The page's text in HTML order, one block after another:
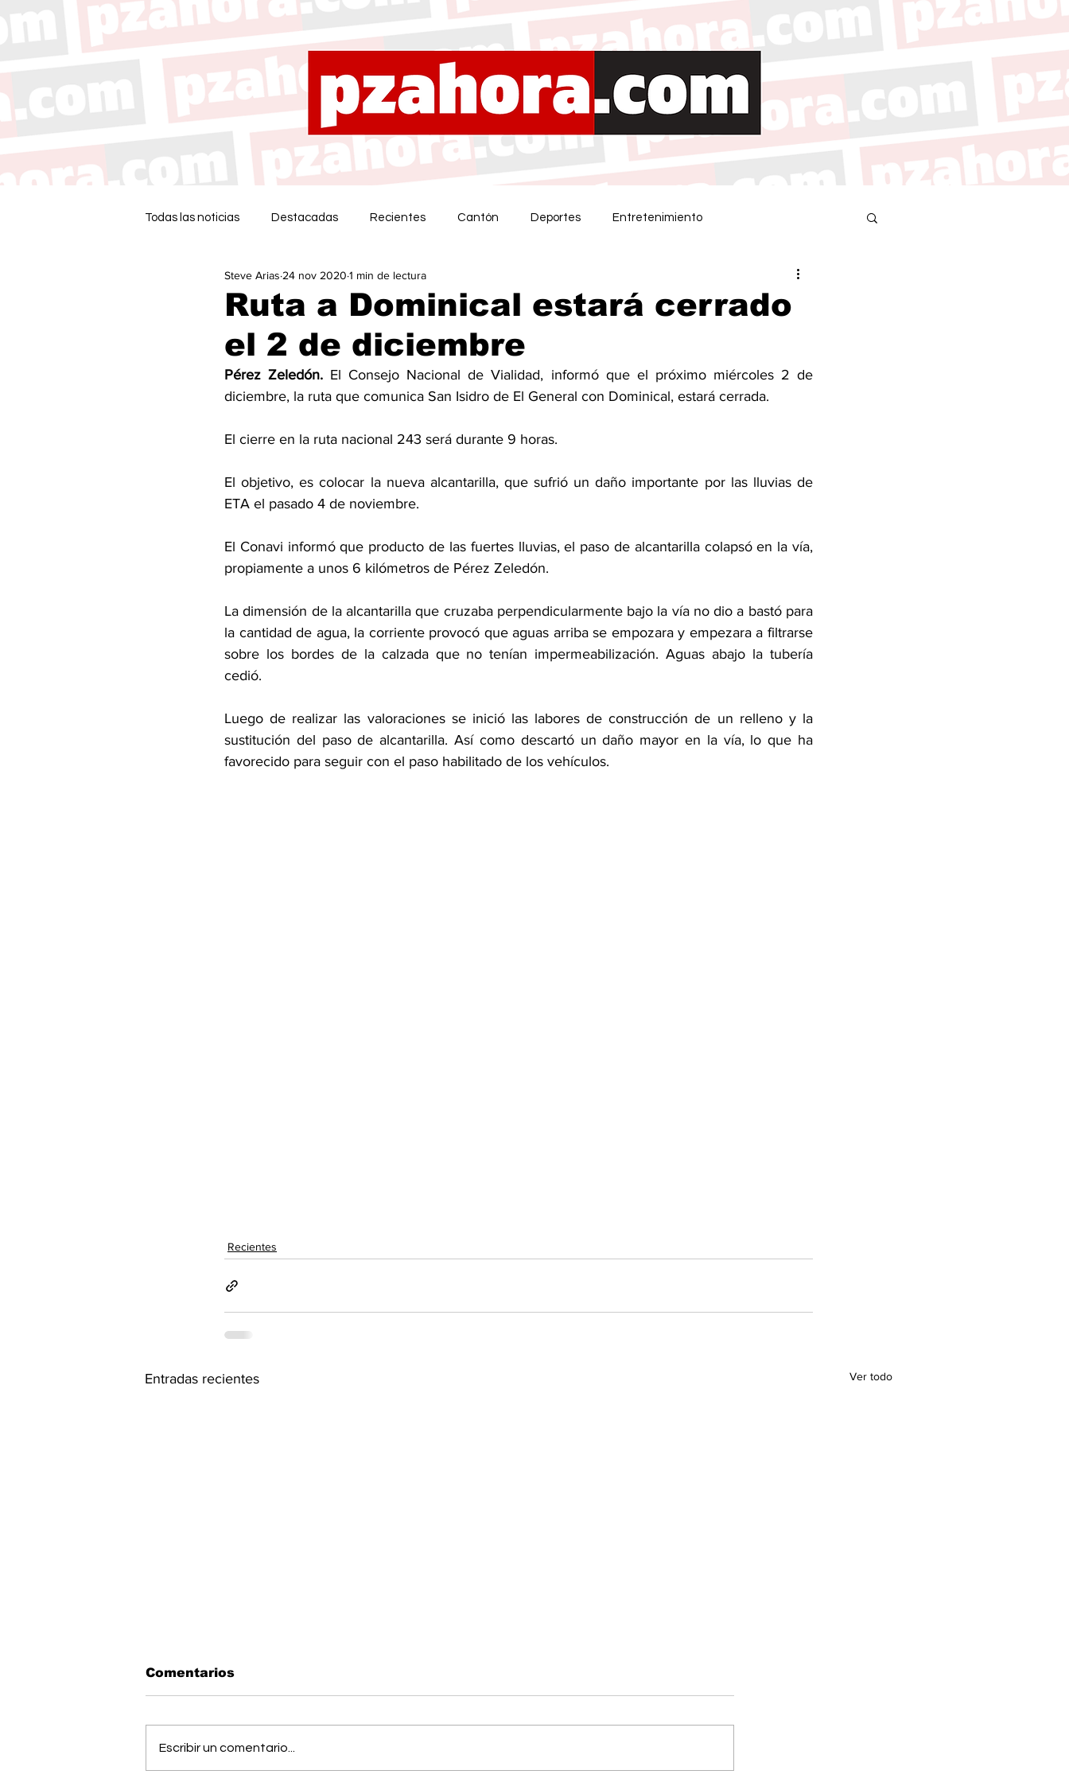
Todas las noticias Destacadas Recientes Cantón Deportes Entretenimiento
Ruta a Dominical estará cerrado
el 2 de diciembre
Steve Arias 24 nov 2020 1 min de lectura
Pérez Zeledón. El Consejo Nacional de Vialidad, informó que el próximo miércoles 2 de
diciembre, la ruta que comunica San Isidro de El General con Dominical, estará cerrada.
El cierre en la ruta nacional 243 será durante 9 horas.
El objetivo, es colocar la nueva alcantarilla, que sufrió un daño importante por las lluvias de
ETA el pasado 4 de noviembre.
El Conavi informó que producto de las fuertes lluvias, el paso de alcantarilla colapsó en la vía,
propiamente a unos 6 kilómetros de Pérez Zeledón.
La dimensión de la alcantarilla que cruzaba perpendicularmente bajo la vía no dio a bastó para
la cantidad de agua, la corriente provocó que aguas arriba se empozara y empezara a filtrarse
sobre los bordes de la calzada que no tenían impermeabilización. Aguas abajo la tubería
cedió.
Luego de realizar las valoraciones se inició las labores de construcción de un relleno y la
sustitución del paso de alcantarilla. Así como descartó un daño mayor en la vía, lo que ha
favorecido para seguir con el paso habilitado de los vehículos.
Recientes
Entradas recientes Ver todo
Comentarios
Escribir un comentario...